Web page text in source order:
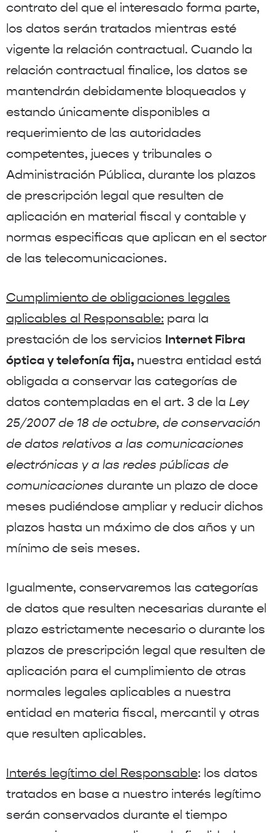
contrato del que el interesado forma parte,
los datos serán tratados mientras esté
vigente la relación contractual. Cuando la
relación contractual finalice, los datos se
mantendrán debidamente bloqueados y
estando únicamente disponibles a
requerimiento de las autoridades
competentes, jueces y tribunales o
Administración Pública, durante los plazos
de prescripción legal que resulten de
aplicación en material fiscal y contable y
normas especificas que aplican en el sector
de las telecomunicaciones.
Cumplimiento de obligaciones legales
aplicables al Responsable: para la
prestación de los servicios Internet Fibra
óptica y telefonía fija, nuestra entidad está
obligada a conservar las categorías de
datos contempladas en el art. 3 de la Ley
25/2007 de 18 de octubre, de conservación
de datos relativos a las comunicaciones
electrónicas y a las redes públicas de
comunicaciones durante un plazo de doce
meses pudiéndose ampliar y reducir dichos
plazos hasta un máximo de dos años y un
mínimo de seis meses.
Igualmente, conservaremos las categorías
de datos que resulten necesarias durante el
plazo estrictamente necesario o durante los
plazos de prescripción legal que resulten de
aplicación para el cumplimiento de otras
normales legales aplicables a nuestra
entidad en materia fiscal, mercantil y otras
que resulten aplicables.
Interés legítimo del Responsable: los datos
tratados en base a nuestro interés legítimo
serán conservados durante el tiempo